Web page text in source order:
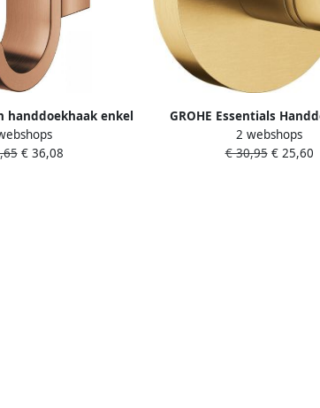
handdoekhaak enkel
sunset geborsteld
€ 36,08
GROHE Essentials
wand enkel 1-gats metaal
geborsteld
2 webshops
€ 30,95€ 25,60